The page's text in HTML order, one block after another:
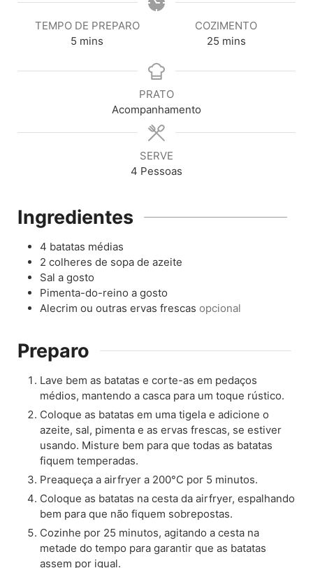
TEMPO DE PREPARO
5 mins
COZIMENTO
25 mins
PRATO
Acompanhamento
SERVE
4 Pessoas
Ingredientes
4 batatas médias
2 colheres de sopa de azeite
Sal a gosto
Pimenta-do-reino a gosto
Alecrim ou outras ervas frescas opcional
Preparo
Lave bem as batatas e corte-as em pedaços
médios, mantendo a casca para um toque rústico.
Coloque as batatas em uma tigela e adicione o
azeite, sal, pimenta e as ervas frescas, se estiver
usando. Misture bem para que todas as batatas
fiquem temperadas.
Preaqueça a airfryer a 200°C por 5 minutos.
Coloque as batatas na cesta da airfryer, espalhando
bem para que não fiquem sobrepostas.
Cozinhe por 25 minutos, agitando a cesta na
metade do tempo para garantir que as batatas
assem por igual.